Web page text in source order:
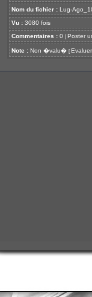
Nom du fichier : Lug-
Vu : 3080 fois
Commentaires : 0 [ Poster
Note : Non �valu� [ Evaluer